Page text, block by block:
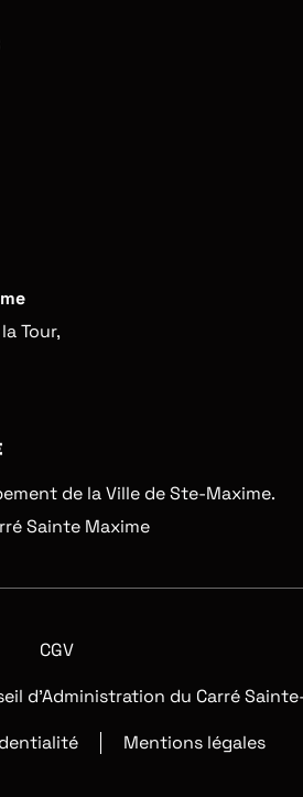
Tour,
de la Ville de Ste-Maxime.
Sainte Maxime
CGV
d’Administration du Carré
Mentions légales